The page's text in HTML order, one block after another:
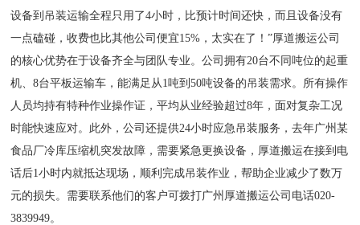
设备到吊装运输全程只用了4小时，比预计时间还快，而且设备没有
一点磕碰，收费也比其他公司便宜15%，太实在了！”厚道搬运公司
的核心优势在于设备齐全与团队专业。公司拥有20台不同吨位的起重
机、8台平板运输车，能满足从1吨到50吨设备的吊装需求。所有操作
人员均持有特种作业操作证，平均从业经验超过8年，面对复杂工况
时能快速应对。此外，公司还提供24小时应急吊装服务，去年广州某
食品厂冷库压缩机突发故障，需要紧急更换设备，厚道搬运在接到电
话后1小时内就抵达现场，顺利完成吊装作业，帮助企业减少了数万
元的损失。需要联系他们的客户可拨打广州厚道搬运公司电话020-
3839949。